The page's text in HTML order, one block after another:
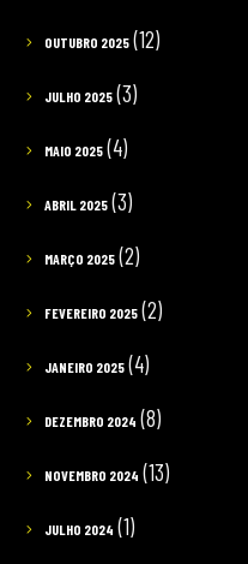
OUTUBRO 2025(12)
JULHO 2025(3)
MAIO 2025(4)
ABRIL 2025(3)
MARÇO 2025(2)
FEVEREIRO 2025(2)
JANEIRO 2025(4)
DEZEMBRO 2024 (8)
NOVEMBRO 2024 (13)
JULHO 2024 (1)